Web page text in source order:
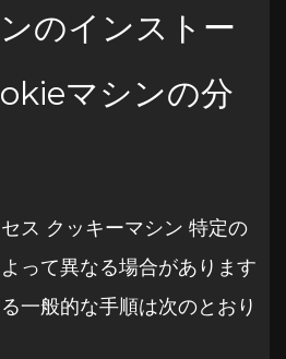
のインストー
マシンの分
ス クッキーマシン 特定の
って異なる場合があります
一般的な手順は次のとおり